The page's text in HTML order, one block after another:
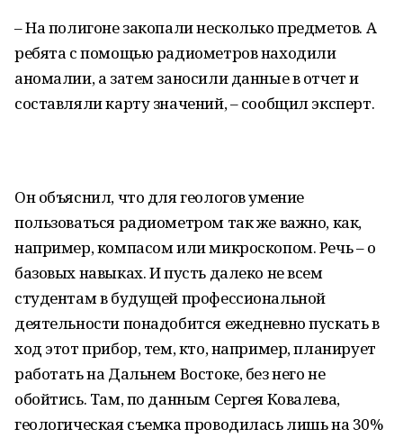
– На полигоне закопали несколько предметов. А
ребята с помощью радиометров находили
аномалии, а затем заносили данные в отчет и
составляли карту значений, – сообщил эксперт.
Он объяснил, что для геологов умение
пользоваться радиометром так же важно, как,
например, компасом или микроскопом. Речь – о
базовых навыках. И пусть далеко не всем
студентам в будущей профессиональной
деятельности понадобится ежедневно пускать в
ход этот прибор, тем, кто, например, планирует
работать на Дальнем Востоке, без него не
обойтись. Там, по данным Сергея Ковалева,
геологическая съемка проводилась лишь на 30%